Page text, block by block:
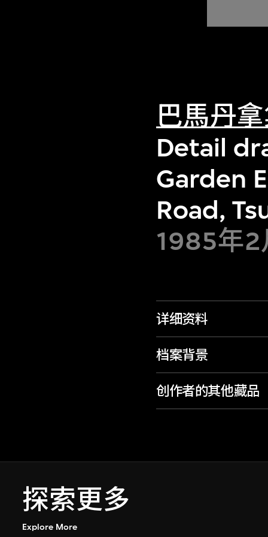
巴馬丹
Detail
Garden
Road,
1985年2
详细资料
档案背景
创作者的其他藏品
探索更多
Explore More